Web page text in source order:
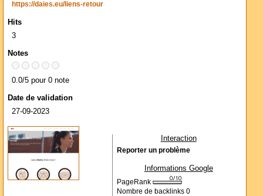
https://daies.eu/liens-retour
Hits
3
Notes
0.0/5 pour 0 note
Date de validation
27-09-2023
Interaction
Reporter un problème
Informations Google
PageRank
Nombre de backlinks 0